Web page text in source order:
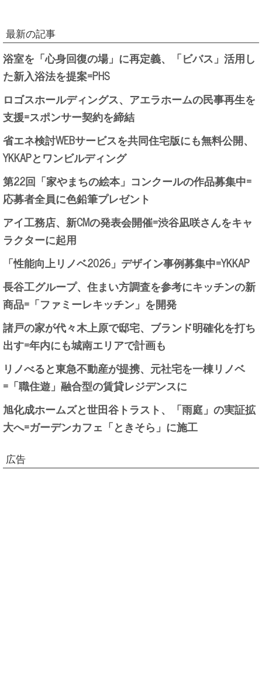
最新の記事
浴室を「心身回復の場」に再定義、「ビバス」活用し
た新入浴法を提案=PHS
ロゴスホールディングス、アエラホームの民事再生を
支援=スポンサー契約を締結
省エネ検討WEBサービスを共同住宅版にも無料公開、
YKKAPとワンビルディング
第22回「家やまちの絵本」コンクールの作品募集中=
応募者全員に色鉛筆プレゼント
アイ工務店、新CMの発表会開催=渋谷凪咲さんをキャ
ラクターに起用
「性能向上リノベ2026」デザイン事例募集中=YKKAP
長谷工グループ、住まい方調査を参考にキッチンの新
商品=「ファミーレキッチン」を開発
諸戸の家が代々木上原で邸宅、ブランド明確化を打ち
出す=年内にも城南エリアで計画も
リノべると東急不動産が提携、元社宅を一棟リノベ
=「職住遊」融合型の賃貸レジデンスに
旭化成ホームズと世田谷トラスト、「雨庭」の実証拡
大へ=ガーデンカフェ「ときそら」に施工
広告